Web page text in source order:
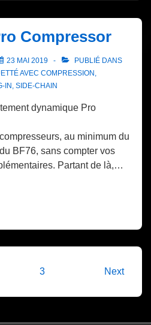
Compressor
23 MAI 2019
PUBLIÉ DANS
AVEC COMPRESSION
IN SIDE-CHAIN
dynamique Pro
au minimum du
BF76, sans compter vos
Partant de là,…
3 Next